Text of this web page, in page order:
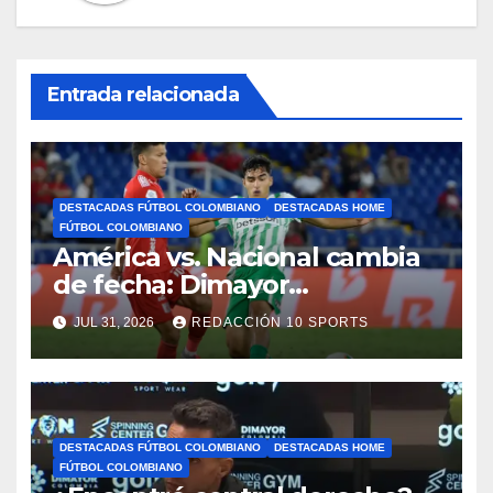
Entrada relacionada
DESTACADAS FÚTBOL COLOMBIANO
DESTACADAS HOME
FÚTBOL COLOMBIANO
América vs. Nacional cambia
de fecha: Dimayor
reprogramó el clásico por
motivos de seguridad
JUL 31, 2026 REDACCIÓN 10 SPORTS
DESTACADAS FÚTBOL COLOMBIANO
DESTACADAS HOME
FÚTBOL COLOMBIANO